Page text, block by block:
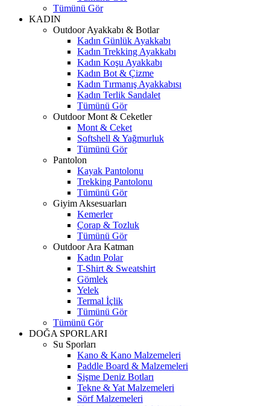
Tümünü Gör
KADIN
Outdoor Ayakkabı & Botlar
Kadın Günlük Ayakkabı
Kadın Trekking Ayakkabı
Kadın Koşu Ayakkabı
Kadın Bot & Çizme
Kadın Tırmanış Ayakkabısı
Kadın Terlik Sandalet
Tümünü Gör
Outdoor Mont & Ceketler
Mont & Ceket
Softshell & Yağmurluk
Tümünü Gör
Pantolon
Kayak Pantolonu
Trekking Pantolonu
Tümünü Gör
Giyim Aksesuarları
Kemerler
Çorap & Tozluk
Tümünü Gör
Outdoor Ara Katman
Kadın Polar
T-Shirt & Sweatshirt
Gömlek
Yelek
Termal İçlik
Tümünü Gör
Tümünü Gör
DOĞA SPORLARI
Su Sporları
Kano & Kano Malzemeleri
Paddle Board & Malzemeleri
Şişme Deniz Botları
Tekne & Yat Malzemeleri
Sörf Malzemeleri